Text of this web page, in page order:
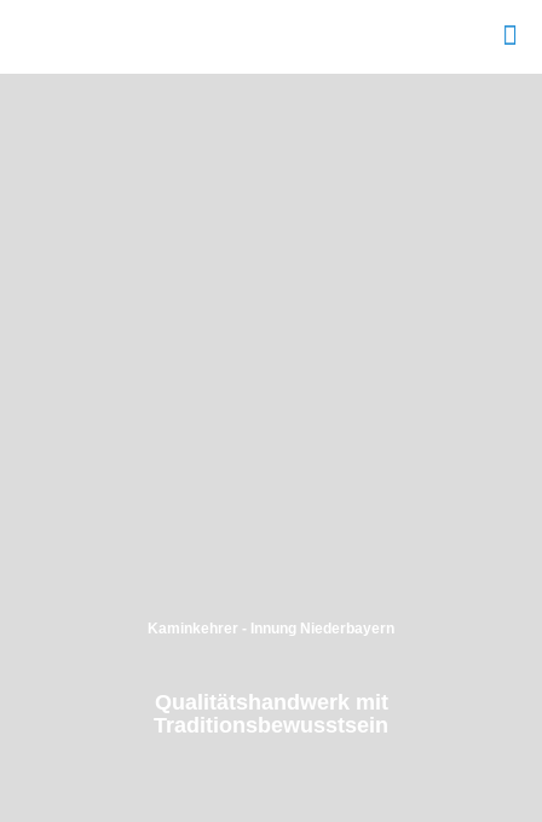
Kaminkehrer - Innung Niederbayern
Qualitätshandwerk mit
Traditionsbewusstsein